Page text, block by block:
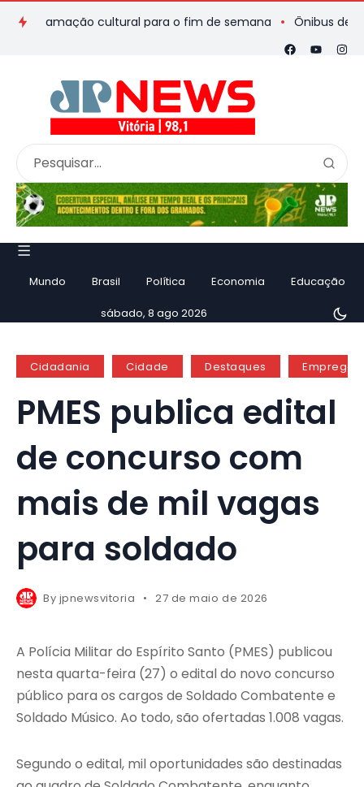
cultural para o fim de semana Ônibus de
Mundo Brasil Política Economia Educação
sábado, 8 ago 2026
Cidadania Cidade Destaques Emprego
PMES publica edital
de concurso com
mais de mil vagas
para soldado
By jpnewsvitoria 27 de maio de 2026
A Polícia Militar do Espírito Santo (PMES) publicou
nesta quarta-feira (27) o edital do novo concurso
público para os cargos de Soldado Combatente e
Soldado Músico. Ao todo, são ofertadas 1.008 vagas.
Segundo o edital, mil oportunidades são destinadas